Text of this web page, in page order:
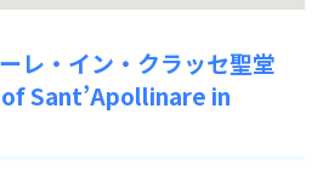
レ・イン・クラッセ聖堂
Sant’Apollinare in